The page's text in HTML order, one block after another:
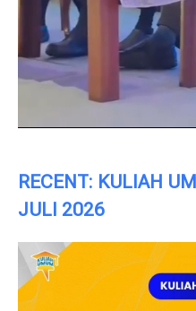
RECENT: KULIAH
JULI 2026